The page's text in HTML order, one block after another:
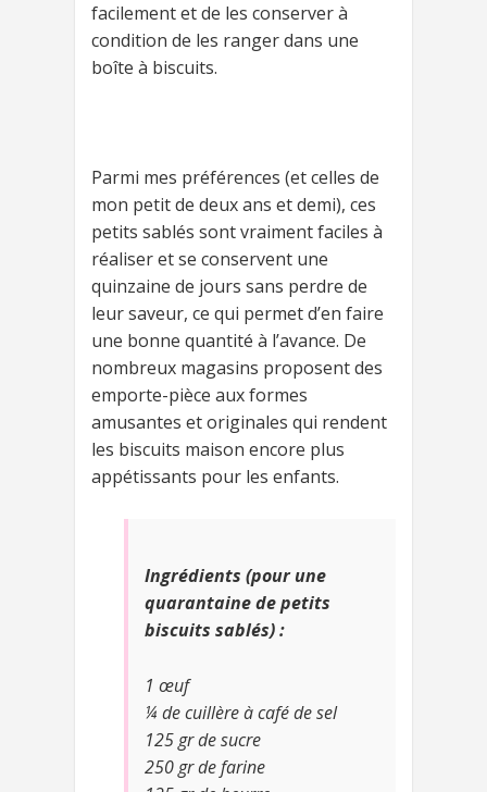
facilement et de les conserver à
condition de les ranger dans une
boîte à biscuits.
Parmi mes préférences (et celles de
mon petit de deux ans et demi), ces
petits sablés sont vraiment faciles à
réaliser et se conservent une
quinzaine de jours sans perdre de
leur saveur, ce qui permet d’en faire
une bonne quantité à l’avance. De
nombreux magasins proposent des
emporte-pièce aux formes
amusantes et originales qui rendent
les biscuits maison encore plus
appétissants pour les enfants.
Ingrédients (pour une
quarantaine de petits
biscuits sablés) :
1 œuf
¼ de cuillère à café de sel
125 gr de sucre
250 gr de farine